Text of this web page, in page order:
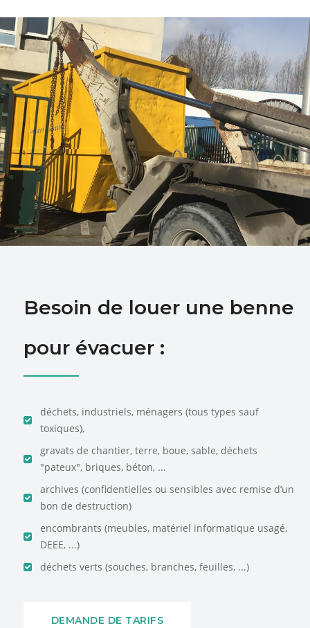
Besoin de louer une benne
pour évacuer :
déchets, industriels, ménagers (tous types sauf
toxiques),
gravats de chantier, terre, boue, sable, déchets
"pateux", briques, béton, ...
archives (confidentielles ou sensibles avec remise d’un
bon de destruction)
encombrants (meubles, matériel informatique usagé,
DEEE, ...)
déchets verts (souches, branches, feuilles, ...)
DEMANDE DE TARIFS